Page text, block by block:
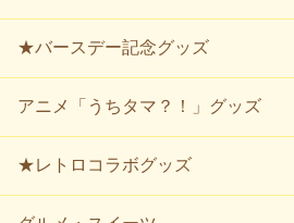
★バースデー記念グッズ
アニメ「うちタマ？！」グッズ
★レトロコラボグッズ